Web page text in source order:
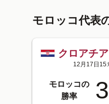
モロッコ代表
クロアチア
12月17日
モロッコの
勝率